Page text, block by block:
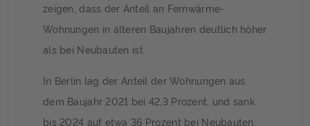
zeigen, dass der Anteil an Fernwärme-
Wohnungen in älteren Baujahren deutlich höher
als bei Neubauten ist.
In Berlin lag der Anteil der Wohnungen aus
dem Baujahr 2021 bei 42,3 Prozent, und sank
bis 2024 auf etwa 36 Prozent bei Neubauten.